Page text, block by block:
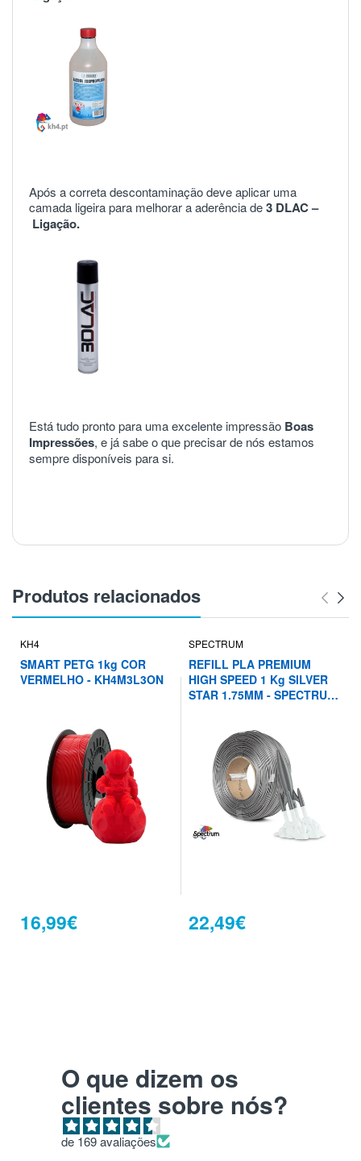
Após a correta descontaminação deve aplicar uma
camada ligeira para melhorar a aderência de3 DLAC –
Ligação.
Está tudo pronto para uma excelente impressão Boas
Impressões, e já sabe o que precisar de nós estamos
sempre disponíveis para si.
Produtos relacionados
KH4
SMART PETG 1kg COR
VERMELHO - KH4M3L3ON
16,99€
SPECTRUM
REFILL PLA PREMIUM
HIGH SPEED 1 Kg SILVER
STAR 1.75MM - SPECTRUM
22,49€
O que dizem os
clientes sobre nós?
de 169 avaliações